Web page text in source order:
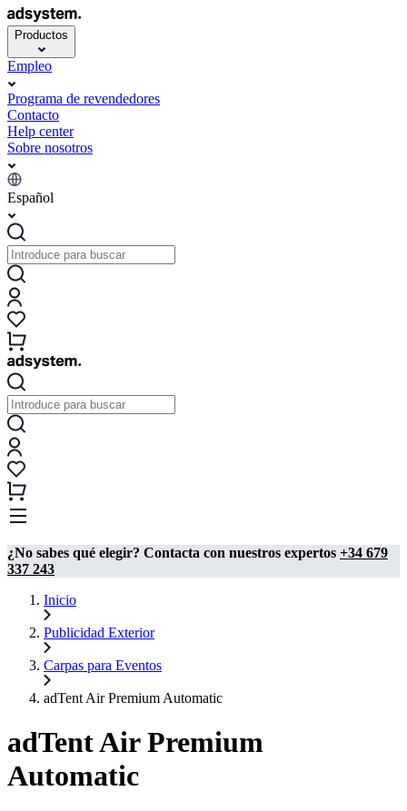
Productos
Empleo
Programa de revendedores
Contacto
Help center
Sobre nosotros
Español
¿No sabes qué elegir? Contacta con nuestros expertos +34 679
337 243
Inicio
Publicidad Exterior
Carpas para Eventos
adTent Air Premium Automatic
adTent Air Premium
Automatic